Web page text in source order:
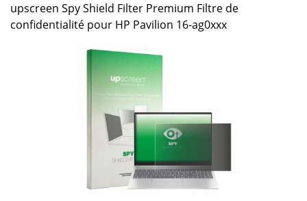
upscreen Spy Shield Filter Premium Filtre de
confidentialité pour HP Pavilion 16-ag0xxx